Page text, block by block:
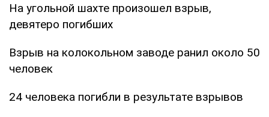
На угольной шахте произошел взрыв,
девятеро погибших
Взрыв на колокольном заводе ранил около 50
человек
24 человека погибли в результате взрывов